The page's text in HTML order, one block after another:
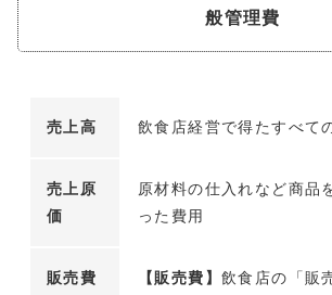
般管理費
売上高 飲食店経営で得たすべて
売上原
価
原材料の仕入れなど商品
った費用
販売費
【販売費】 飲食店の「販